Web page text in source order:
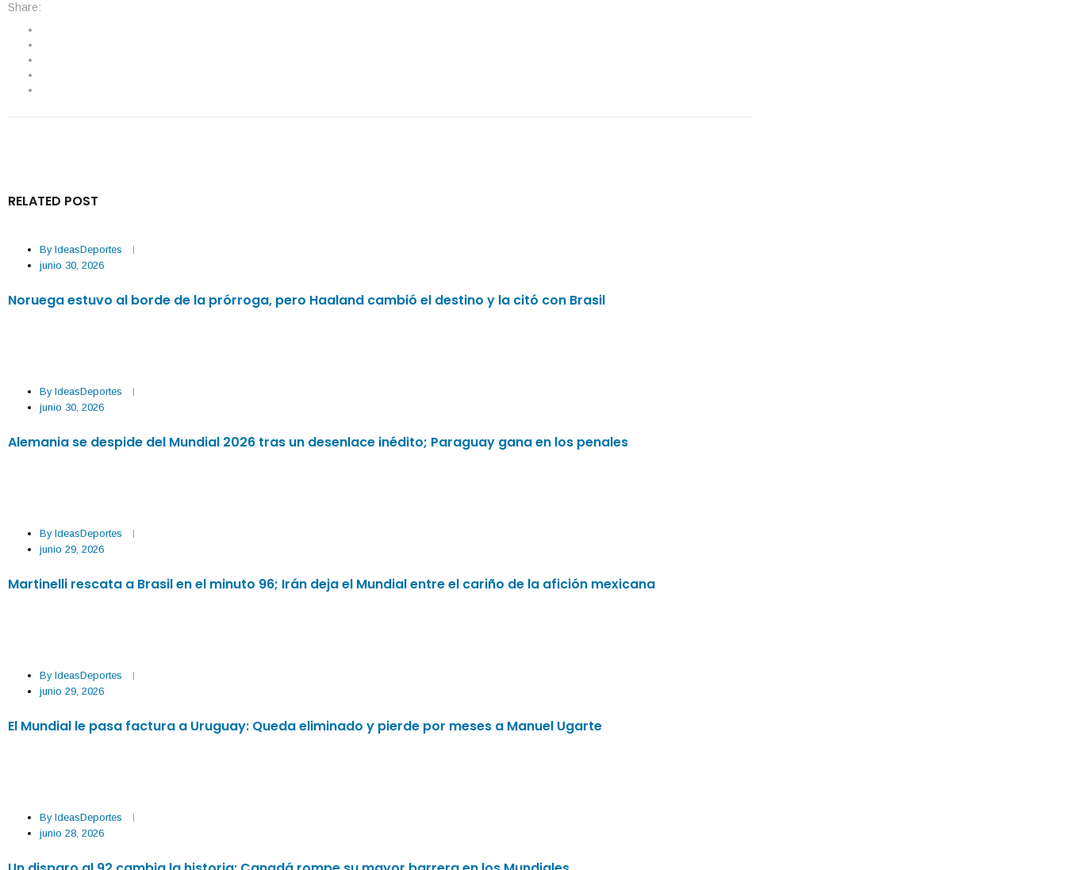
Share:
RELATED POST
By IdeasDeportes
junio 30, 2026
Noruega estuvo al borde de la prórroga, pero Haaland cambió el destino y la citó con Brasil
By IdeasDeportes
junio 30, 2026
Alemania se despide del Mundial 2026 tras un desenlace inédito; Paraguay gana en los penales
By IdeasDeportes
junio 29, 2026
Martinelli rescata a Brasil en el minuto 96; Irán deja el Mundial entre el cariño de la afición mexicana
By IdeasDeportes
junio 29, 2026
El Mundial le pasa factura a Uruguay: Queda eliminado y pierde por meses a Manuel Ugarte
By IdeasDeportes
junio 28, 2026